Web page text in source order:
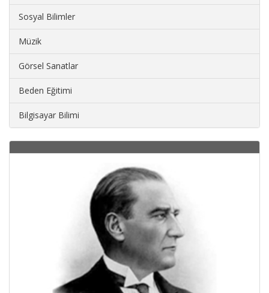
Sosyal Bilimler
Müzik
Görsel Sanatlar
Beden Eğitimi
Bilgisayar Bilimi